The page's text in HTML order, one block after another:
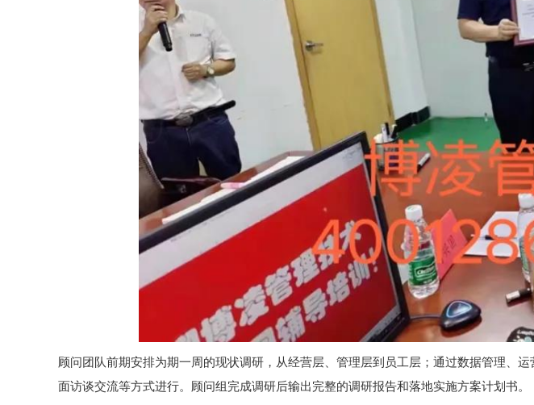
顾问团队前期安排为期一周的现状调研，从经营层、管理层到员工层；通过数据管理、
面访谈交流等方式进行。顾问组完成调研后输出完整的调研报告和落地实施方案计划书。